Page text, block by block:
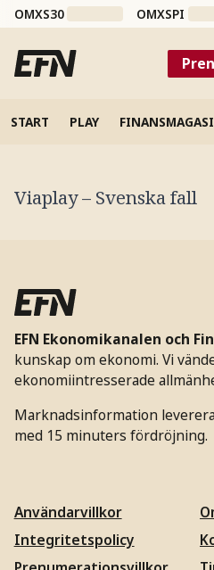
OMXS30 OMXSPI
START PLAY
Viaplay – Svenska fall
EFN Ekonomikanalen och
kunskap om ekonomi. Vi
ekonomiintresserade
Marknadsinformation
med 15 minuters fördröjning.
Användarvillkor
Integritetspolicy